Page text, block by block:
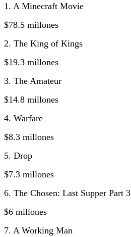
1. A Minecraft Movie
$78.5 millones
2. The King of Kings
$19.3 millones
3. The Amateur
$14.8 millones
4. Warfare
$8.3 millones
5. Drop
$7.3 millones
6. The Chosen: Last Supper Part 3
$6 millones
7. A Working Man